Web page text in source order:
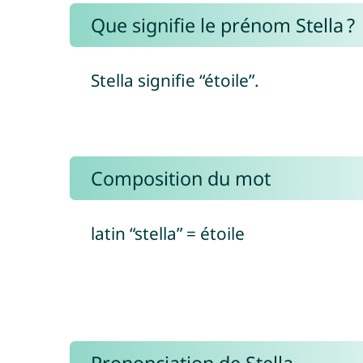
Que signifie le prénom Stella ?
Stella signifie “étoile”.
Composition du mot
latin “stella” = étoile